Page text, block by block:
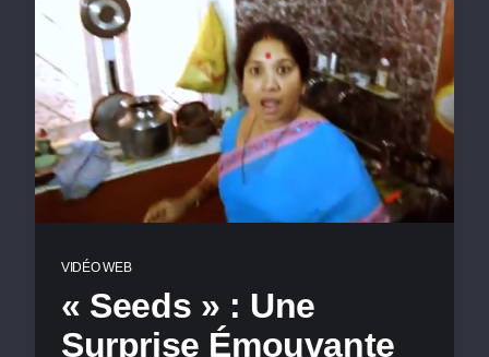
VIDÉO WEB
« Seeds » : Une
Surprise Émouvante